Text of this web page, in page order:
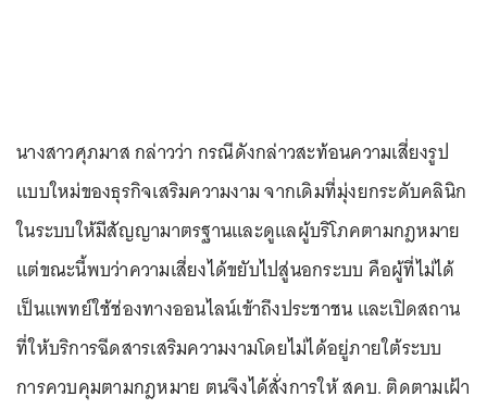
นางสาวศุภมาส กล่าวว่า กรณีดังกล่าวสะท้อนความเสี่ยงรูป
แบบใหม่ของธุรกิจเสริมความงาม จากเดิมที่มุ่งยกระดับคลินิก
ในระบบให้มีสัญญามาตรฐานและดูแลผู้บริโภคตามกฎหมาย
แต่ขณะนี้พบว่าความเสี่ยงได้ขยับไปสู่นอกระบบ คือผู้ที่ไม่ได้
เป็นแพทย์ใช้ช่องทางออนไลน์เข้าถึงประชาชน และเปิดสถาน
ที่ให้บริการฉีดสารเสริมความงามโดยไม่ได้อยู่ภายใต้ระบบ
การควบคุมตามกฎหมาย ตนจึงได้สั่งการให้ สคบ. ติดตามเฝ้า